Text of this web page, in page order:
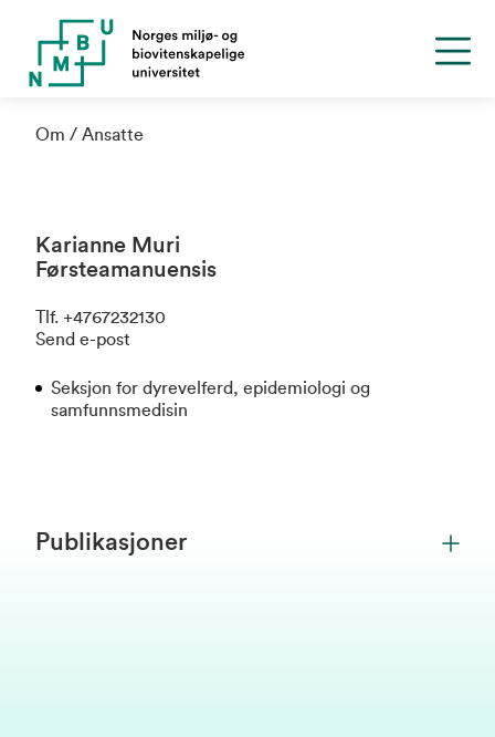
Om Ansatte
Karianne Muri
Førsteamanuensis
Tlf. +4767232130
Send e-post
Seksjon for dyrevelferd, epidemiologi og
samfunnsmedisin
Publikasjoner